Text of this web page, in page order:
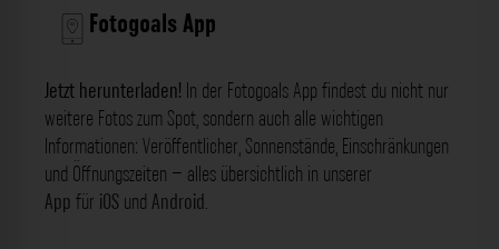
Fotogoals App
Jetzt herunterladen! In der Fotogoals App findest du nicht nur
weitere Fotos zum Spot, sondern auch alle wichtigen
Informationen: Veröffentlicher, Sonnenstände, Einschränkungen
und Öffnungszeiten – alles übersichtlich in unserer
App für iOS und Android.